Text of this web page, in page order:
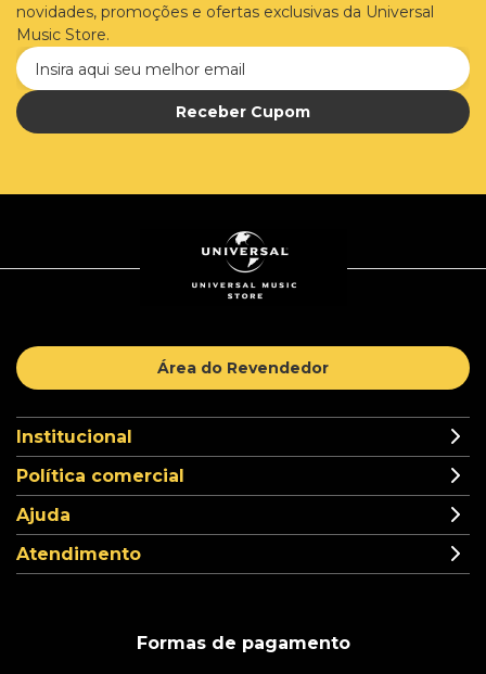
novidades, promoções e ofertas exclusivas da Universal
Music Store.
Receber Cupom
Área do Revendedor
Institucional
Política comercial
Ajuda
Atendimento
Formas de pagamento